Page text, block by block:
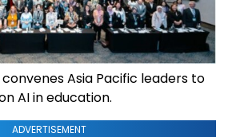
Asia Pacific leaders to
AI in education.
ADVERTISEMENT